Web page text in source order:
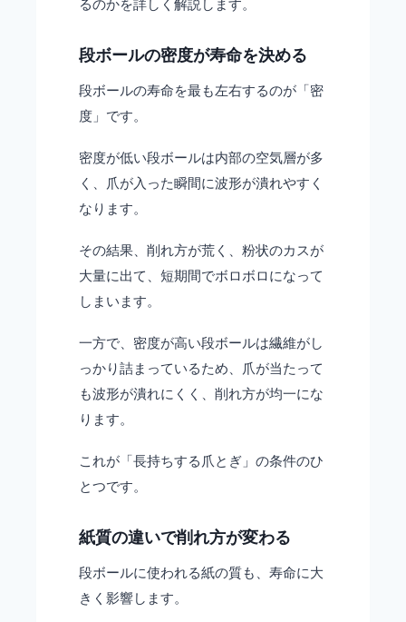
るのかを詳しく解説します。
段ボールの密度が寿命を決める
段ボールの寿命を最も左右するのが「密
度」です。
密度が低い段ボールは内部の空気層が多
く、爪が入った瞬間に波形が潰れやすく
なります。
その結果、削れ方が荒く、粉状のカスが
大量に出て、短期間でボロボロになって
しまいます。
一方で、密度が高い段ボールは繊維がし
っかり詰まっているため、爪が当たって
も波形が潰れにくく、削れ方が均一にな
ります。
これが「長持ちする爪とぎ」の条件のひ
とつです。
紙質の違いで削れ方が変わる
段ボールに使われる紙の質も、寿命に大
きく影響します。